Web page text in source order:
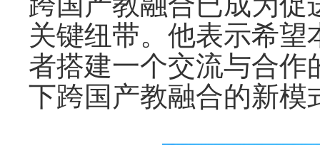
关键纽带。他表示希
者搭建一个交流与合作
下跨国产教融合的新模